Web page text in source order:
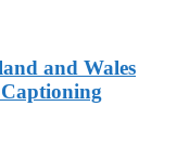
and Wales